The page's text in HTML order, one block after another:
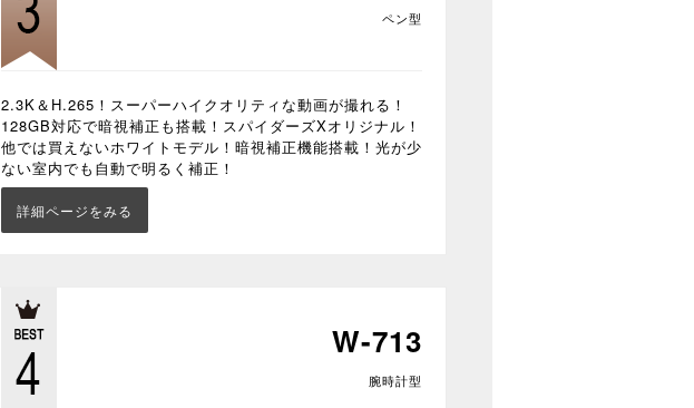
ペン型
2.3K＆H.265！スーパーハイクオリティな動画が撮れる！
128GB対応で暗視補正も搭載！スパイダーズXオリジナル！
他では買えないホワイトモデル！暗視補正機能搭載！光が少
ない室内でも自動で明るく補正！
詳細ページをみる
W-713
腕時計型